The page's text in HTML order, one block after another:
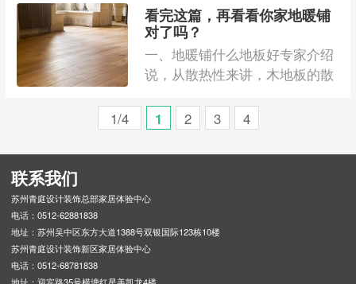
看完这篇，再看看你家地暖铺
对了吗？
一、地暖铺什么地板好专家介绍
说，从散热性来讲，木地板的散
地板的保温性又 ...
1/4 1 2 3 4
联系我们
苏州青庭设计装饰总部家居体验中心
电话：0512-62881838
地址：苏州吴中区东方大道1388号双银国际123栋10楼
苏州青庭设计装饰新区家居体验中心
电话：0512-68781838